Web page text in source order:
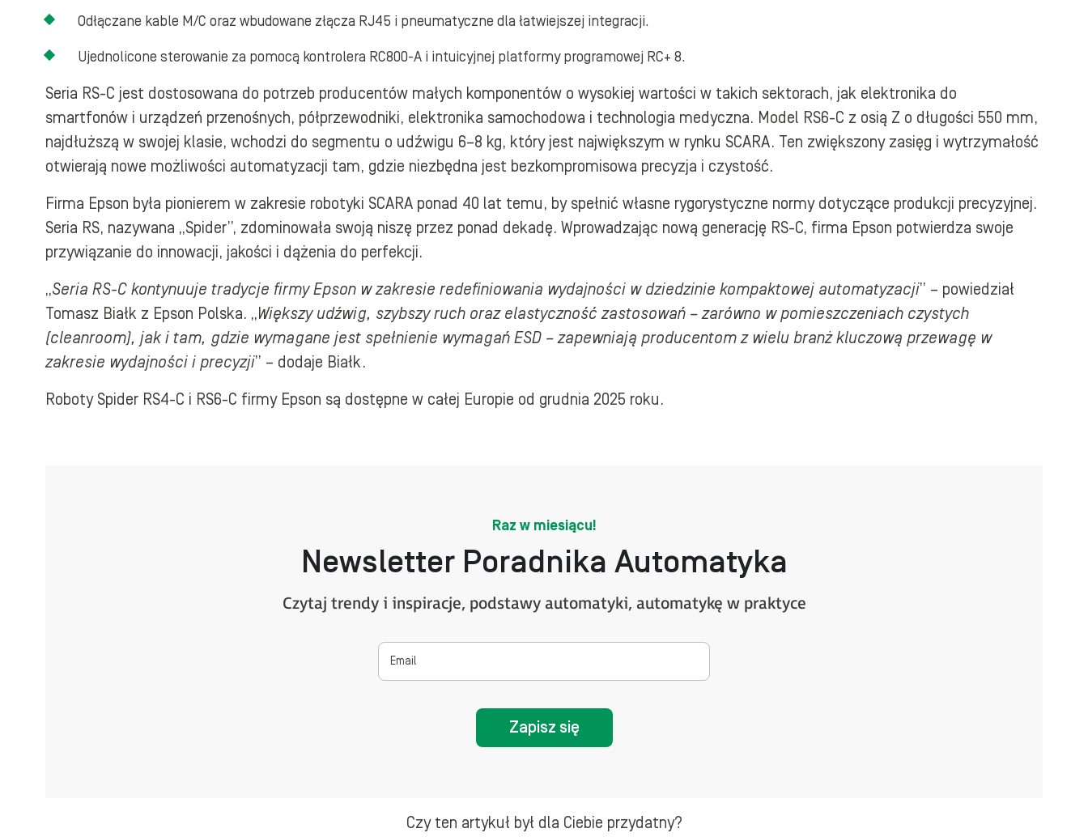
Odłączane kable M/C oraz wbudowane złącza RJ45 i pneumatyczne dla łatwiejszej integracji.
Ujednolicone sterowanie za pomocą kontrolera RC800-A i intuicyjnej platformy programowej RC+ 8.
Seria RS-C jest dostosowana do potrzeb producentów małych komponentów o wysokiej wartości w takich sektorach, jak elektronika do
smartfonów i urządzeń przenośnych, półprzewodniki, elektronika samochodowa i technologia medyczna. Model RS6-C z osią Z o długości 550 mm,
najdłuższą w swojej klasie, wchodzi do segmentu o udźwigu 6–8 kg, który jest największym w rynku SCARA. Ten zwiększony zasięg i wytrzymałość
otwierają nowe możliwości automatyzacji tam, gdzie niezbędna jest bezkompromisowa precyzja i czystość.
Firma Epson była pionierem w zakresie robotyki SCARA ponad 40 lat temu, by spełnić własne rygorystyczne normy dotyczące produkcji precyzyjnej.
Seria RS, nazywana „Spider”, zdominowała swoją niszę przez ponad dekadę. Wprowadzając nową generację RS-C, firma Epson potwierdza swoje
przywiązanie do innowacji, jakości i dążenia do perfekcji.
„Seria RS-C kontynuuje tradycje firmy Epson w zakresie redefiniowania wydajności w dziedzinie kompaktowej automatyzacji” – powiedział
Tomasz Białk z Epson Polska. „Większy udźwig, szybszy ruch oraz elastyczność zastosowań – zarówno w pomieszczeniach czystych
(cleanroom), jak i tam, gdzie wymagane jest spełnienie wymagań ESD – zapewniają producentom z wielu branż kluczową przewagę w
zakresie wydajności i precyzji” – dodaje Białk.
Roboty Spider RS4-C i RS6-C firmy Epson są dostępne w całej Europie od grudnia 2025 roku.
Raz w miesiącu!
Newsletter Poradnika Automatyka
Czytaj trendy i inspiracje, podstawy automatyki, automatykę w praktyce
Zapisz się
Czy ten artykuł był dla Ciebie przydatny?